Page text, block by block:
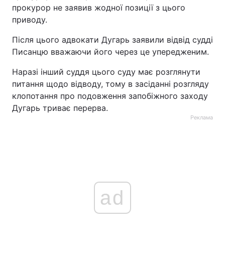
прокурор не заявив жодної позиції з цього
приводу.
Після цього адвокати Дугарь заявили відвід судді
Писанцю вважаючи його через це упередженим.
Наразі інший суддя цього суду має розглянути
питання щодо відводу, тому в засіданні розгляду
клопотання про подовження запобіжного заходу
Дугарь триває перерва.
Реклама
ad